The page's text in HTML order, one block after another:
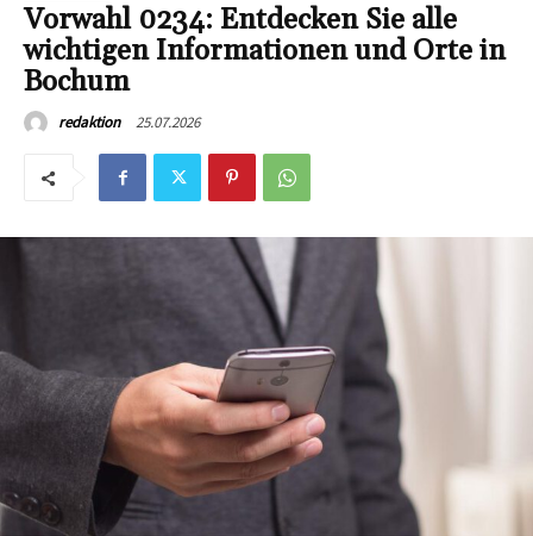
Vorwahl 0234: Entdecken Sie alle
wichtigen Informationen und Orte in
Bochum
redaktion 25.07.2026